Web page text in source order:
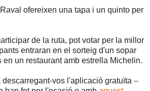
ofereixen una tapa i un quinto per
de la ruta, pot votar per la millor
entraran en el sorteig d'un sopar
en un restaurant amb estrella Michelin.
descarregant-vos l'aplicació gratuïta –